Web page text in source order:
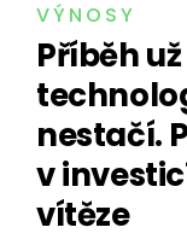
VÝNOSY
Příběh
nestačí.
v
vítěze